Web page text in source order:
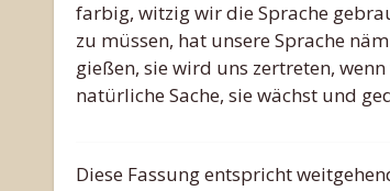
farbig, witzig wir die Sprache
zu müssen, hat unsere Sprache
gießen, sie wird uns zertreten,
natürliche Sache, sie wächst und
Diese Fassung entspricht